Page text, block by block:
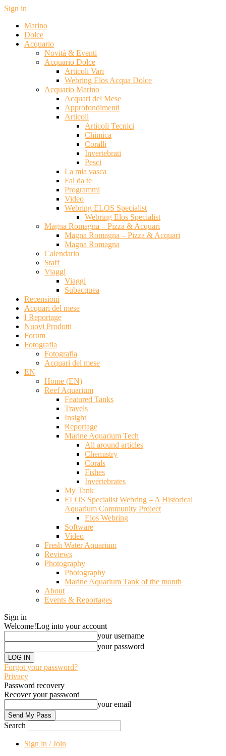
Sign in
Marino
Dolce
Acquario
Novità & Eventi
Acquario Dolce
Articoli Vari
Webring Elos Acqua Dolce
Acquario Marino
Acquari del Mese
Approfondimenti
Articoli
Articoli Tecnici
Chimica
Coralli
Invertebrati
Pesci
La mia vasca
Fai da te
Programmi
Video
Webring ELOS Specialist
Webring Elos Specialist
Magna Romagna – Pizza & Acquari
Magna Romagna – Pizza & Acquari
Magna Romagna
Calendario
Staff
Viaggi
Viaggi
Subacquea
Recensioni
Acquari del mese
I Reportage
Nuovi Prodotti
Forum
Fotografia
Fotografia
Acquari del mese
EN
Home (EN)
Reef Aquarium
Featured Tanks
Travels
Insight
Reportage
Marine Aquarium Tech
All around articles
Chemistry
Corals
Fishes
Invertebrates
My Tank
ELOS Specialist Webring – A Historical
Aquarium Community Project
Elos Webring
Software
Video
Fresh Water Aquarium
Reviews
Photography
Photography
Marine Aquarium Tank of the month
About
Events & Reportages
Sign in
Welcome!Log into your account
your username
your password
Forgot your password?
Privacy
Password recovery
Recover your password
your email
Search
Sign in / Join